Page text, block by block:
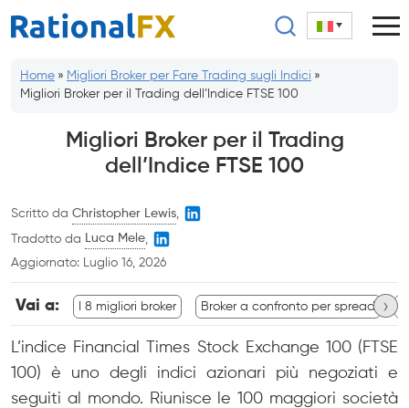
Salta
al
Home » Migliori Broker per Fare Trading sugli Indici »
Migliori Broker per il Trading dell’Indice FTSE 100
Migliori Broker per il Trading
dell’Indice FTSE 100
Scritto da Christopher Lewis
Tradotto da Luca Mele
Aggiornato: Luglio 16, 2026
Vai a: I 8 migliori broker Broker a confronto per spread ›
L’indice Financial Times Stock Exchange 100 (FTSE
100) è uno degli indici azionari più negoziati e
seguiti al mondo. Riunisce le 100 maggiori società